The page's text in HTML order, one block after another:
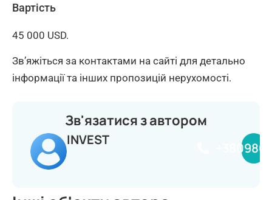
Вартість
45 000 USD.
Зв’яжіться за контактами на сайті для детально
інформації та інших пропозицій нерухомості.
Зв'язатися з автором
INVEST